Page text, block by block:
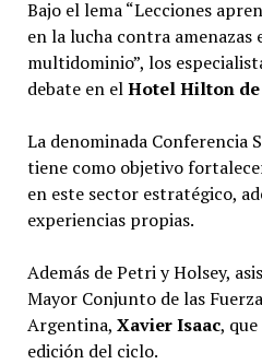
Bajo el lema “Lecciones
en la lucha contra amenazas
multidominio”, los
debate en elHotelHilton
La denominada Conferencia
tiene como objetivo
en este sector estratégico,
experiencias propias.
Además de Petri y Holsey,
Mayor Conjunto de las
Argentina, Xavier Isaac,
edición del ciclo.